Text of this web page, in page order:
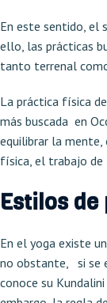
En este sentido, el
ello, las prácticas
tanto terrenal
La práctica física
más buscada en
equilibrar la
física, el trabajo de
Estilos
En el yoga existe
no obstante, si se
conoce su